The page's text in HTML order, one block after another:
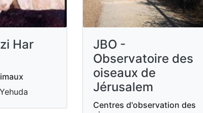
Har
JBO -
Observatoire des
oiseaux de
Jérusalem
Centres d'observation des